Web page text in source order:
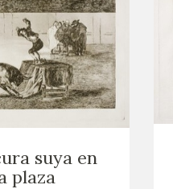
suya en
plaza